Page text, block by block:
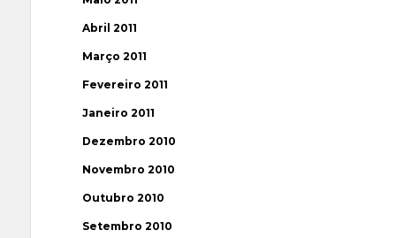
Abril 2011
Março 2011
Fevereiro 2011
Janeiro 2011
Dezembro 2010
Novembro 2010
Outubro 2010
Setembro 2010